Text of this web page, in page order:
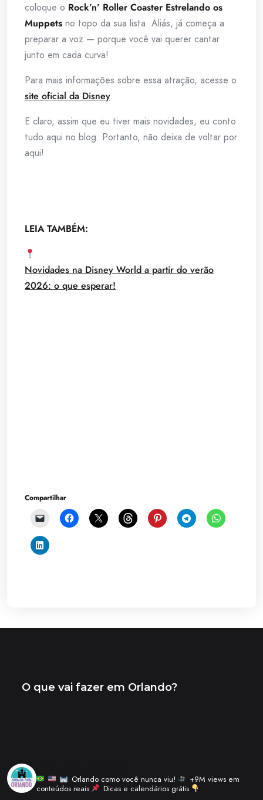
coloque o Rock’n’ Roller Coaster Estrelando os
Muppets no topo da sua lista. Aliás, já começa a
preparar a voz — porque você vai querer cantar
junto em cada curva!
Para mais informações sobre essa atração, acesse o
site oficial da Disney.
E claro, assim que eu tiver mais novidades, eu conto
tudo aqui no blog. Portanto, não deixa de voltar por
aqui!
LEIA TAMBÉM:
Novidades na Disney World a partir do verão
2026: o que esperar!
Compartilhar
Orlando como você nunca viu!
+9M views em
conteúdos reais
Dicas e calendários grátis